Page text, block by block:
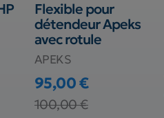
Flexible pour
détendeur Apeks
avec rotule
APEKS
Prix
95,00 €
Prix de base
100,00 €